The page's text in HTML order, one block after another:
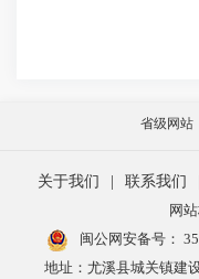
省级网站
关于我们 联系我们
网
闽公网安备号：
地址：尤溪县城关镇建